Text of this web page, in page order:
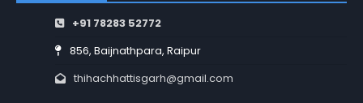
+91 78283 52772
856, Baijnathpara, Raipur
thihachhattisgarh@gmail.com